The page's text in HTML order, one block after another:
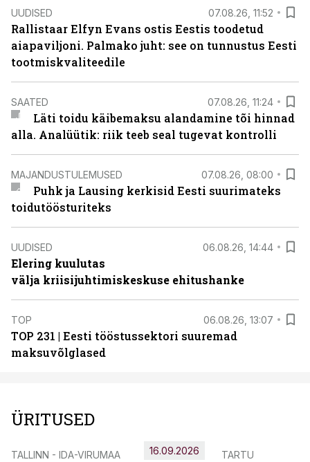
UUDISED 07.08.26, 11:52
Rallistaar Elfyn Evans ostis Eestis toodetud
aiapaviljoni. Palmako juht: see on tunnustus Eesti
tootmiskvaliteedile
SAATED 07.08.26, 11:24
Läti toidu käibemaksu alandamine tõi hinnad
alla. Analüütik: riik teeb seal tugevat kontrolli
MAJANDUSTULEMUSED 07.08.26, 08:00
Puhk ja Lausing kerkisid Eesti suurimateks
toidutöösturiteks
UUDISED 06.08.26, 14:44
Elering kuulutas
välja kriisijuhtimiskeskuse ehitushanke
TOP 06.08.26, 13:07
TOP 231 | Eesti tööstussektori suuremad
maksuvõlglased
ÜRITUSED
TALLINN - IDA-VIRUMAA 16.09.2026 TARTU